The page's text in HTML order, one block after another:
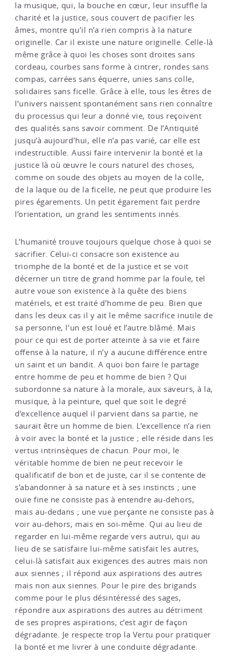
la musique, qui, la bouche en cœur, leur insuffle la
charité et la justice, sous couvert de pacifier les
âmes, montre qu’il n’a rien compris à la nature
originelle. Car il existe une nature originelle. Celle-là
même grâce à quoi les choses sont droites sans
cordeau, courbes sans forme à cintrer, rondes sans
compas, carrées sans équerre, unies sans colle,
solidaires sans ficelle. Grâce à elle, tous les êtres de
l’univers naissent spontanément sans rien connaître
du processus qui leur a donné vie, tous reçoivent
des qualités sans savoir comment. De l’Antiquité
jusqu’à aujourd’hui, elle n’a pas varié, car elle est
indestructible. Aussi faire intervenir la bonté et la
justice là où œuvre le cours naturel des choses,
comme on soude des objets au moyen de la colle,
de la laque ou de la ficelle, ne peut que produire les
pires égarements. Un petit égarement fait perdre
l’orientation, un grand les sentiments innés.
L’humanité trouve toujours quelque chose à quoi se
sacrifier. Celui-ci consacre son existence au
triomphe de la bonté et de la justice et se voit
décerner un titre de grand homme par la foule, tel
autre voue son existence à la quête des biens
matériels, et est traité d’homme de peu. Bien que
dans les deux cas il y ait le même sacrifice inutile de
sa personne, l’un est loué et l’autre blâmé. Mais
pour ce qui est de porter atteinte à sa vie et faire
offense à la nature, il n’y a aucune différence entre
un saint et un bandit. A quoi bon faire le partage
entre homme de peu et homme de bien ? Qui
subordonne sa nature à la morale, aux saveurs, à la,
musique, à la peinture, quel que soit le degré
d’excellence auquel il parvient dans sa partie, ne
saurait être un homme de bien. L’excellence n’a rien
à voir avec la bonté et la justice ; elle réside dans les
vertus intrinsèques de chacun. Pour moi, le
véritable homme de bien ne peut recevoir le
qualificatif de bon et de juste, car il se contente de
s’abandonner à sa nature et à ses instincts ; une
ouïe fine ne consiste pas à entendre au-dehors,
mais au-dedans ; une vue perçante ne consiste pas à
voir au-dehors, mais en soi-même. Qui au lieu de
regarder en lui-même regarde vers autrui, qui au
lieu de se satisfaire lui-même satisfait les autres,
celui-là satisfait aux exigences des autres mais non
aux siennes ; il répond aux aspirations des autres
mais non aux siennes. Pour le pire des brigands
comme pour le plus désintéressé des sages,
répondre aux aspirations des autres au détriment
de ses propres aspirations, c’est agir de façon
dégradante. Je respecte trop la Vertu pour pratiquer
la bonté et me livrer à une conduite dégradante.